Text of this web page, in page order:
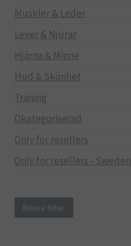
Muskler & Leder
Lever & Njurar
Hjärna & Minne
Hud & Skönhet
Träning
Okategoriserad
Only for resellers
Only for resellers - Sweden
Rensa filter